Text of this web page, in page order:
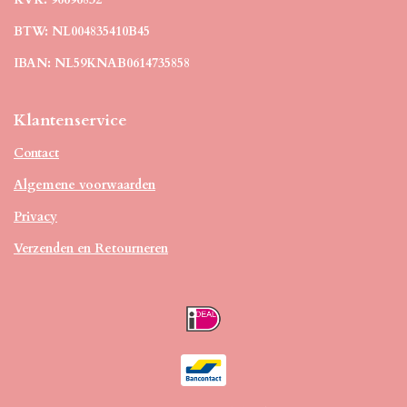
BTW: NL004835410B45
IBAN: NL59KNAB0614735858
Klantenservice
Contact
Algemene voorwaarden
Privacy
Verzenden en Retourneren